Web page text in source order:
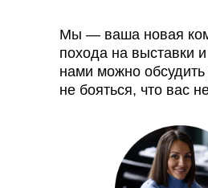
Мы — ваша новая
похода на выставки
нами можно
не бояться, что вас